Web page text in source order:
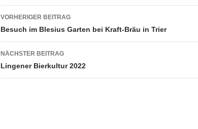
Beitragsnavigation
VORHERIGER BEITRAG
Besuch im Blesius Garten bei Kraft-Bräu in Trier
NÄCHSTER BEITRAG
Lingener Bierkultur 2022